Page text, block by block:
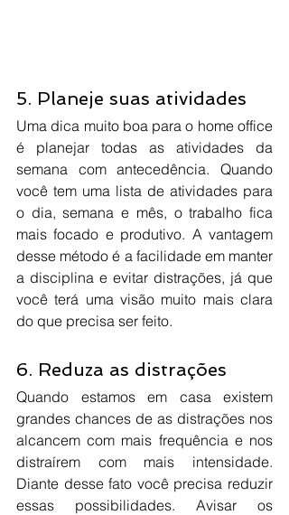
5. Planeje suas atividades
Uma dica muito boa para o home office
é planejar todas as atividades da
semana com antecedência. Quando
você tem uma lista de atividades para
o dia, semana e mês, o trabalho fica
mais focado e produtivo. A vantagem
desse método é a facilidade em manter
a disciplina e evitar distrações, já que
você terá uma visão muito mais clara
do que precisa ser feito.
6. Reduza as distrações
Quando estamos em casa existem
grandes chances de as distrações nos
alcancem com mais frequência e nos
distraírem com mais intensidade.
Diante desse fato você precisa reduzir
essas possibilidades. Avisar os